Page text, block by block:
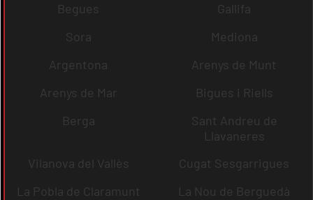
Begues
Gallifa
Sora
Mediona
Argentona
Arenys de Munt
Arenys de Mar
Bigues i Riells
Berga
Sant Andreu de
Llavaneres
Vilanova del Vallès
Cugat Sesgarrigues
La Pobla de Claramunt
La Nou de Berguedà